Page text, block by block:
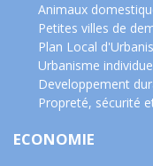
Animaux
Petites villes de
Plan Local
Urbanisme
Developpement
Propreté, sécurité
ECONOMIE